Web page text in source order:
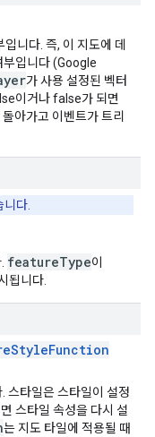
니다. 즉, 이 지도에 데
부입니다 (Google
가 사용 설정된 벡터
이거나 false가 되면
아가고 이벤트가 트리
다.
featureType이
됩니다.
스타일은 스타일이 설정
스타일 속성을 다시 설
는 지도 타일에 적용될 때